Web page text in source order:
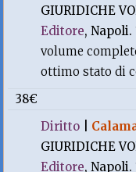
GIURIDICHE
Editore, Napoli.
volume
ottimo stato di
38€
Diritto
GIURIDICHE
Editore, Napoli.